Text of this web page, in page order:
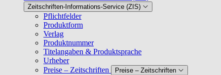
Zeitschriften-Informations-Service (ZIS)
Pflichtfelder
Produktform
Verlag
Produktnummer
Titelangaben & Produktsprache
Urheber
Preise – Zeitschriften
Preise – Zeitschriften